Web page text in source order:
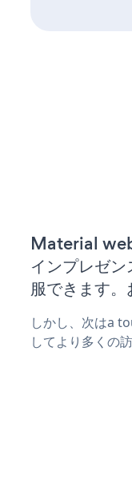
Material
インプレゼ
服できます。
しかし、次はa
してより多くの